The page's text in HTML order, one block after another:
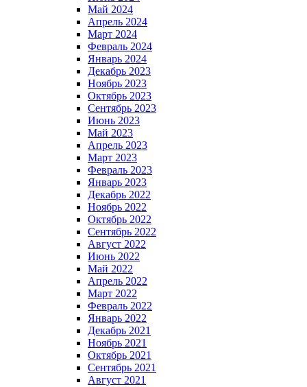
Май 2024
Апрель 2024
Март 2024
Февраль 2024
Январь 2024
Декабрь 2023
Ноябрь 2023
Октябрь 2023
Сентябрь 2023
Июнь 2023
Май 2023
Апрель 2023
Март 2023
Февраль 2023
Январь 2023
Декабрь 2022
Ноябрь 2022
Октябрь 2022
Сентябрь 2022
Август 2022
Июнь 2022
Май 2022
Апрель 2022
Март 2022
Февраль 2022
Январь 2022
Декабрь 2021
Ноябрь 2021
Октябрь 2021
Сентябрь 2021
Август 2021